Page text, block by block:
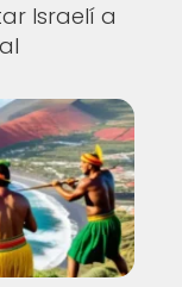
Israelí a